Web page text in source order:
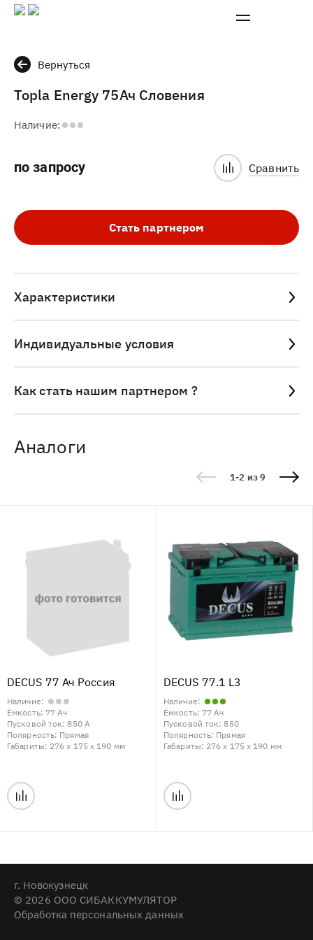
Вернуться
Topla Energy 75Ач Словения
Наличие:
по запросу Сравнить
Стать партнером
Характеристики
Индивидуальные условия
Как стать нашим партнером ?
Аналоги
1-2 из 9
DECUS 77 Ач Россия
Наличие:
Ёмкость: 77 Ач
Пусковой ток:850 А
Полярность: Прямая
Габариты: 276 x 175 x 190 мм
DECUS 77.1 L3
Наличие:
Ёмкость: 77 Ач
Пусковой ток:850
Полярность: Прямая
Габариты: 276 x 175 x 190 мм
г. Новокузнецк
© 2026 ООО СИБАККУМУЛЯТОР
Обработка персональных данных